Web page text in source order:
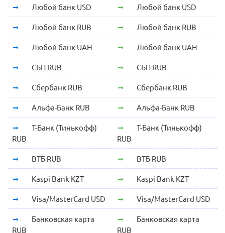
Любой банк USD Любой банк USD
Любой банк RUB Любой банк RUB
Любой банк UAH Любой банк UAH
СБП RUB СБП RUB
Сбербанк RUB Сбербанк RUB
Альфа-Банк RUB Альфа-Банк RUB
Т-Банк (Тинькофф)
RUB
Т-Банк (Тинькофф)
RUB
ВТБ RUB ВТБ RUB
Kaspi Bank KZT Kaspi Bank KZT
Visa/MasterCard USD Visa/MasterCard USD
Банковская карта
RUB
Банковская карта
RUB